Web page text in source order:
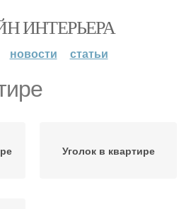
ИНТЕРЬЕРА
новости статьи
Уголок в квартире